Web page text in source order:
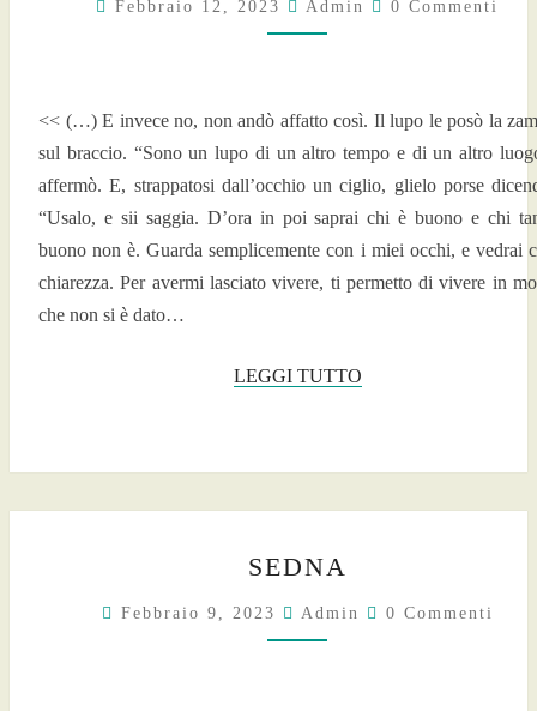
LUPO
Febbraio 12, 2023 Admin 0 Commenti
<< (…) E invece no, non andò affatto così. Il lupo le posò la
sul braccio. “Sono un lupo di un altro tempo e di un altro
affermò. E, strappatosi dall’occhio un ciglio, glielo porse
“Usalo, e sii saggia. D’ora in poi saprai chi è buono e chi
buono non è. Guarda semplicemente con i miei occhi, e vedrai
chiarezza. Per avermi lasciato vivere, ti permetto di vivere in
che non si è dato…
LEGGI TUTTOLEGGI
SEDNA
Febbraio 9, 2023 Admin Commenti
0 Commenti